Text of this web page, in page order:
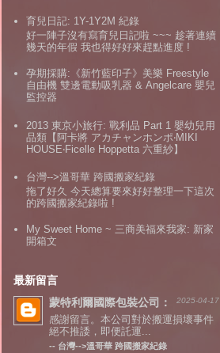
育兒日記: 1Y-1Y2M 紀錄
好一陣子沒有寫育兒日記啦 ~~~ 趁著連續
幾天的年假 我也得好好來趕點進度 !
孕期採購:《新竹藍印子》美樂 Freestyle
自由機 雙邊電動吸乳器 & Angelcare 嬰兒
監控器
2013 東京小旅行: 戰利品 Part 1 嬰幼兒用
品類【阿卡將 アカチャンホンポ‧MIKI
HOUSE‧Ficelle Hoppetta 六重紗】
台灣-->溫哥華 跨國搬家紀錄
拖了好久 今天總算要來好好整理一下這次
的跨國搬家紀錄啦 !
My Sweet Home ~ 三商美福來我家: 新家
開箱文
最新留言
2025-04-17
蒙特利爾國際包裝公司：
感謝留言。本公司對於搬運損壞事件
絕不推諉，即便託運...
-- 台灣-->溫哥華 跨國搬家紀錄